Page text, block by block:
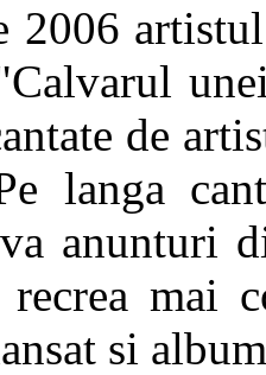
2006
de
langa
anunturi
mai
si